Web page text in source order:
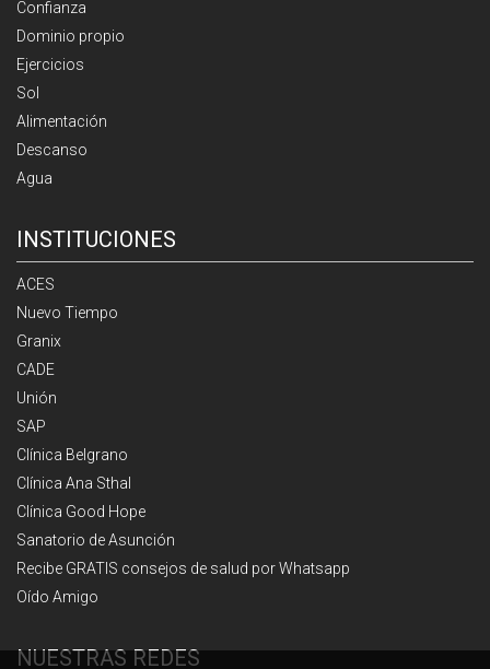
Confianza
Dominio propio
Ejercicios
Sol
Alimentación
Descanso
Agua
INSTITUCIONES
ACES
Nuevo Tiempo
Granix
CADE
Unión
SAP
Clínica Belgrano
Clínica Ana Sthal
Clínica Good Hope
Sanatorio de Asunción
Recibe GRATIS consejos de salud por Whatsapp
Oído Amigo
NUESTRAS REDES